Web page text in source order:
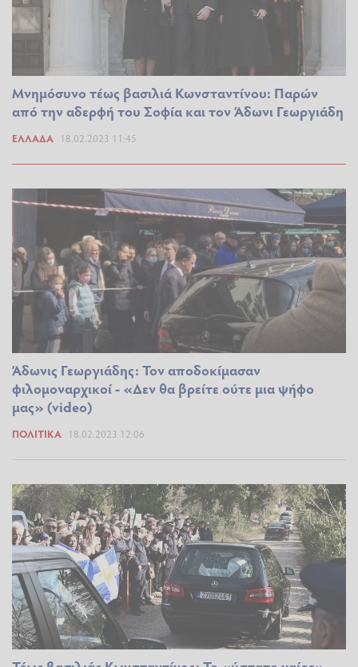
Μνημόσυνο τέως βασιλιά Κωνσταντίνου: Παρών
από την αδερφή του Σοφία και τον Άδωνι Γεωργιάδη
ΕΛΛΆΔΑ 18.02.2023 11:45
Άδωνις Γεωργιάδης: Τον αποδοκίμασαν
φιλομοναρχικοί - «Δεν θα βρείτε ούτε μια ψήφο
μας» (video)
ΠΟΛΙΤΙΚΆ 18.02.2023 12:06